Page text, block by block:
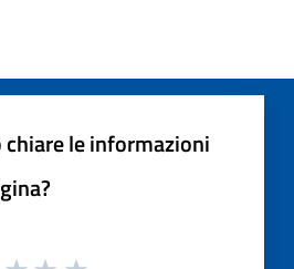
chiare le informazioni